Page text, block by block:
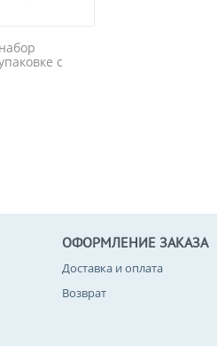
с
ОФОРМЛЕНИЕ ЗАКАЗА
Доставка и оплата
Возврат